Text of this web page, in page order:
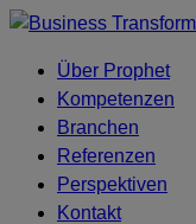
Skip
contentÜber Prophet
Kompetenzen
Branchen
Referenzen
Perspektiven
Kontakt